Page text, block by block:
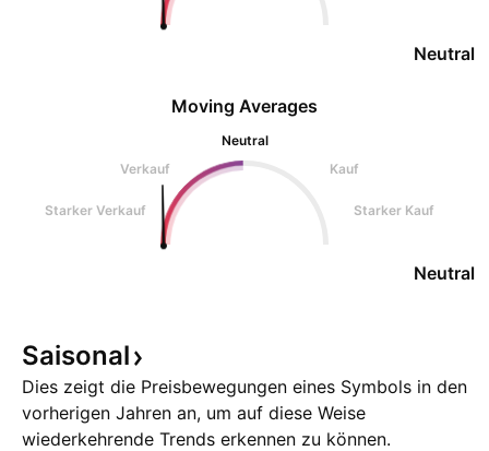
Neutral
Moving Averages
Neutral
Verkauf
Kauf
Starker Verkauf Starker Kauf
Neutral
Saisonal
Dies zeigt die Preisbewegungen eines Symbols in den
vorherigen Jahren an, um auf diese Weise
wiederkehrende Trends erkennen zu können.